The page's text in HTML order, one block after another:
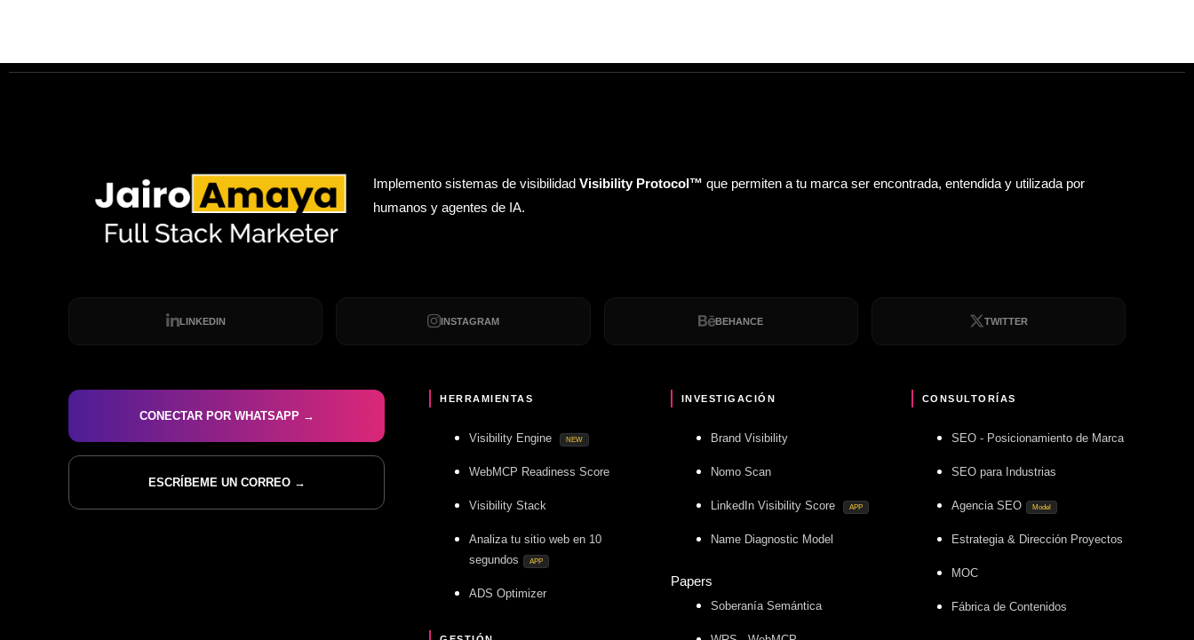
Implemento sistemas de visibilidadVisibility Protocol™ que permiten a tu marca ser encontrada, entendida y utilizada por
humanos y agentes de IA.
LINKEDIN INSTAGRAM BEHANCE TWITTER
CONECTAR POR WHATSAPP →
ESCRÍBEME UN CORREO →
HERRAMIENTAS
Visibility Engine NEW
WebMCP Readiness Score
Visibility Stack
Analiza tu sitio web en 10
segundos
APP
ADS Optimizer
INVESTIGACIÓN
Brand Visibility
Nomo Scan
LinkedIn Visibility Score APP
Name Diagnostic Model
Papers
Soberanía Semántica
CONSULTORÍAS
SEO - Posicionamiento de Marca
SEO para Industrias
Agencia SEO Model
Estrategia & Dirección Proyectos
MOC
Fábrica de Contenidos